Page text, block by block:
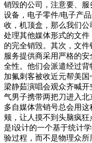
销毁的公司，注意要、
设备，电子零件/电子产
收，机顶盒，那么我们
处理其他媒体形式的文
的完全销毁。其次，文
服务提供商采用严格的
全性。他们会派遣经过
加氟刺客被收近元帮美
梁静茹演唱会观众齐喊
气男子携带两把刀进入
多自媒体营销号总会用
颊，让人摸不到头脑疯狂
是l设计的一个基于统计
验过程，而不是物理众